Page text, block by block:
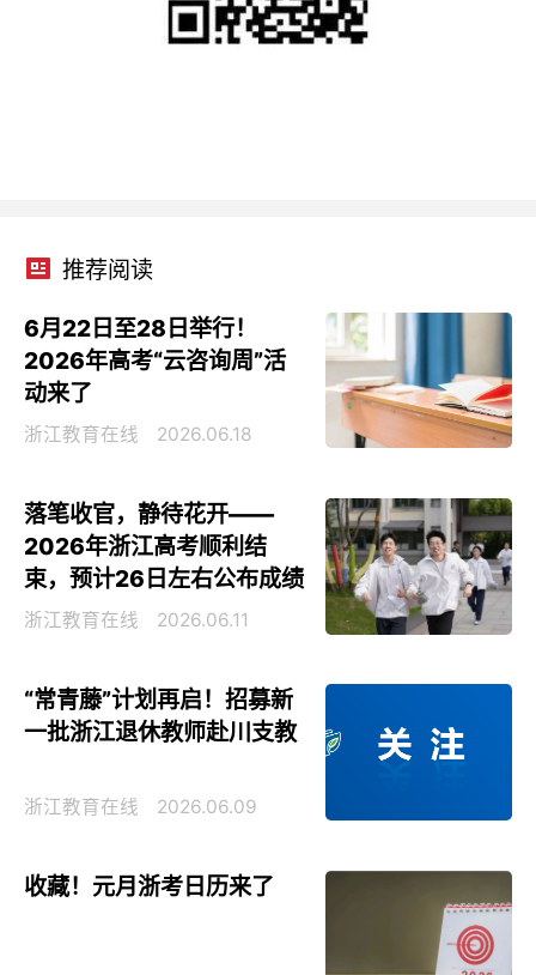
推荐阅读
6月22日至28日举行！
2026年高考“云咨询周”活
动来了
浙江教育在线 2026.06.18
落笔收官，静待花开——
2026年浙江高考顺利结
束，预计26日左右公布成绩
浙江教育在线 2026.06.11
“常青藤”计划再启！招募新
一批浙江退休教师赴川支教
浙江教育在线 2026.06.09
收藏！元月浙考日历来了